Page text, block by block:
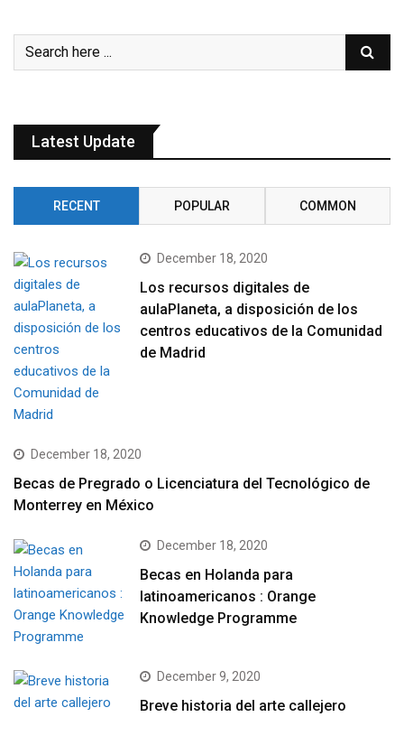
Latest Update
RECENT POPULAR COMMON
December 18, 2020
Los recursos digitales de
aulaPlaneta, a disposición de los
centros educativos de la Comunidad
de Madrid
December 18, 2020
Becas de Pregrado o Licenciatura del Tecnológico de
Monterrey en México
December 18, 2020
Becas en Holanda para
latinoamericanos : Orange
Knowledge Programme
December 9, 2020
Breve historia del arte callejero